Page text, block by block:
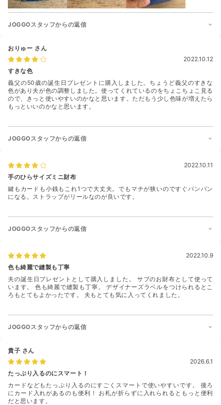
JOGGOスタッフからの返信
おりゅー さん
2022.10.12
すきな色
義父の50歳の誕生日プレゼントに購入しました。ちょうど義父のすきな
色があり夫が色の調整しました。使ってくれているのをちょこちょこ見る
ので、きっと使いやすいのかなと思います。ただもう少し色味が増えたら
もっといいのかなと思います。
JOGGOスタッフからの返信
2022.10.11
手のひらサイズミニ財布
鍵もカードも小銭もこれ1つで大丈夫。でもマチが狭いのですぐパンパン
になる。ストラップがリールなのが良いです。
JOGGOスタッフからの返信
2022.10.9
色も綺麗で縫製も丁寧
夫の誕生日プレゼントとして購入しました。 サブのお財布として使って
います。 色も綺麗で縫製も丁寧。 デザイナーズラベルをつけられるとこ
ろもとてもよかったです。 夫もとても気に入ってくれました。
JOGGOスタッフからの返信
貴子 さん
2026.6.1
たっぷり入るのにスマート！
カードなどもたっぷり入るのにすごくスマートで使いやすいです。 後ろ
にカード入れがあるのも便利！ お札が折らずに入れられるともっと便利
だと思います。